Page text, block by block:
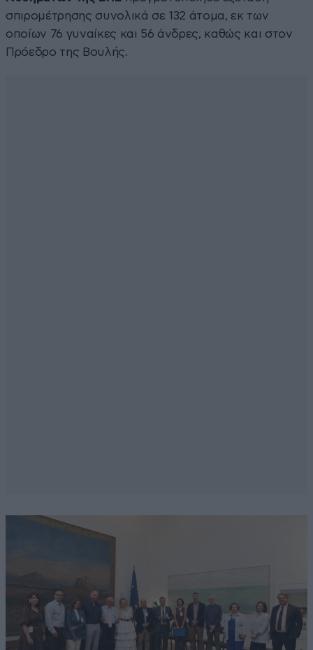
σπιρομέτρησης συνολικά σε 132 άτομα, εκ των
οποίων 76 γυναίκες και 56 άνδρες, καθώς και στον
Πρόεδρο της Βουλής.